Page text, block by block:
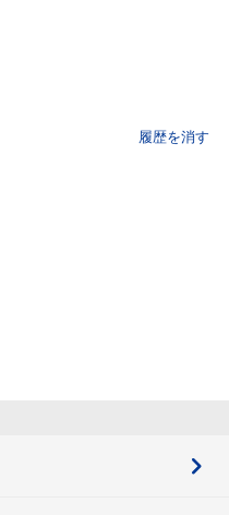
履歴を消す